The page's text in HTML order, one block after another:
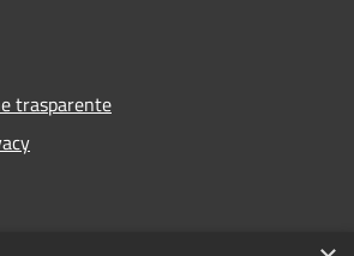
trasparente